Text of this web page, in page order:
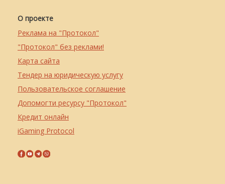
О проекте
Реклама на "Протокол"
"Протокол" без реклами!
Карта сайта
Тендер на юридическую услугу
Пользовательское соглашение
Допомогти ресурсу "Протокол"
Кредит онлайн
iGaming Protocol